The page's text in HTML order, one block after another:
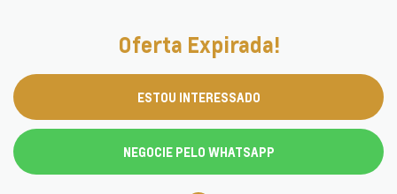
Oferta Expirada!
ESTOU INTERESSADO
NEGOCIE PELO WHATSAPP